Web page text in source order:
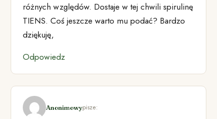
różnych względów. Dostaje w tej chwili spirulinę
TIENS. Coś jeszcze warto mu podać? Bardzo
dziękuję,
Odpowiedz
Anonimowypisze: